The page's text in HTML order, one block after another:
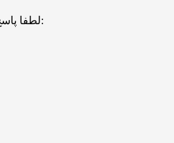
لطفا پاسخ را به عدد انگلیسی وارد کنید: